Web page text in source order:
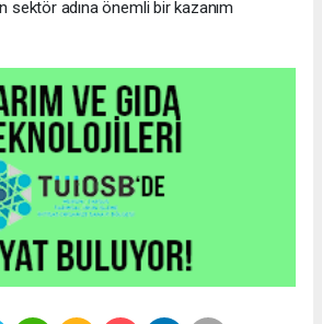
sektör adına önemli bir kazanım